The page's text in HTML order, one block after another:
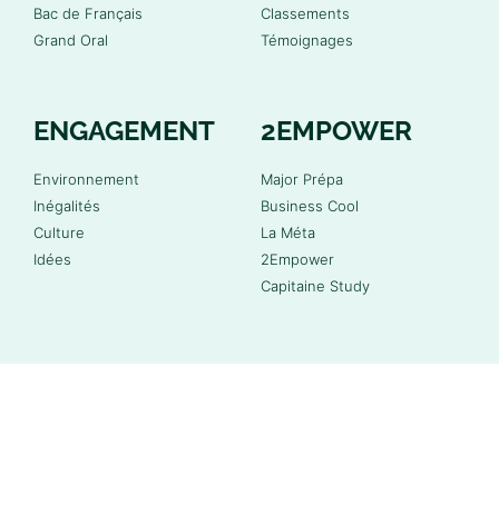
Bac de Français
Grand Oral
Classements
Témoignages
ENGAGEMENT
Environnement
Inégalités
Culture
Idées
2EMPOWER
Major Prépa
Business Cool
La Méta
2Empower
Capitaine Study